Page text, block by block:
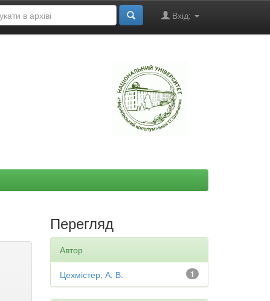
Вхід:
Перегляд
Автор
1
Цехмістер, А. В.